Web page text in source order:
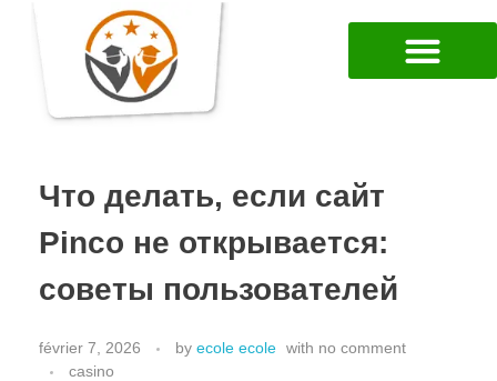
Что делать, если сайт
Pinco не открывается:
советы пользователей
février 7, 2026 by ecole ecole with no comment
casino